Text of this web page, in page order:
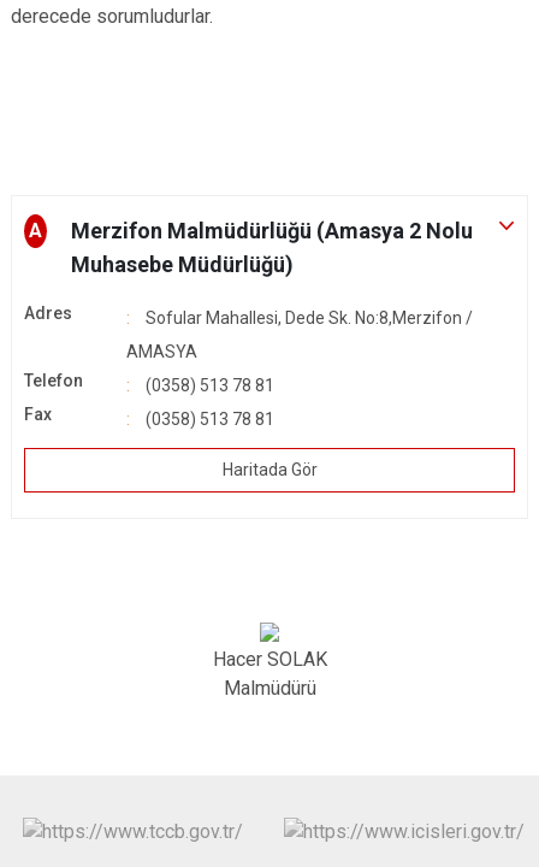
derecede sorumludurlar.
A
Merzifon Malmüdürlüğü (Amasya 2 Nolu
Muhasebe Müdürlüğü)
Adres
Sofular Mahallesi, Dede Sk. No:8,Merzifon /
AMASYA
Telefon
(0358) 513 78 81
Fax
(0358) 513 78 81
Haritada Gör
Hacer SOLAK
Malmüdürü